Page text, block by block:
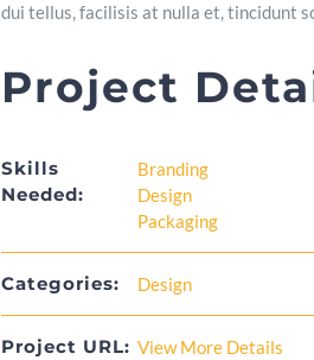
dui tellus, facilisis at nulla et, tincidunt
Project
Skills
Needed:
Branding
Design
Packaging
Categories: Design
Project URL: View More Details